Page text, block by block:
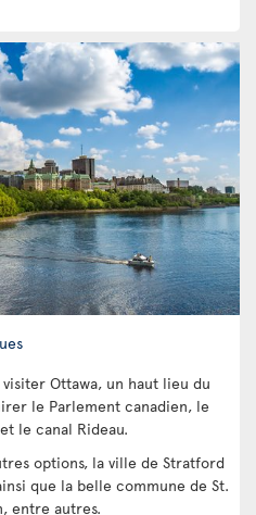
Ottawa, un haut lieu du
le Parlement canadien, le
le canal Rideau.
options, la ville de Stratford
que la belle commune de St.
entre autres.